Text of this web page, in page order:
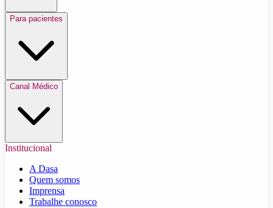
Para pacientes
Canal Médico
Institucional
A Dasa
Quem somos
Imprensa
Trabalhe conosco